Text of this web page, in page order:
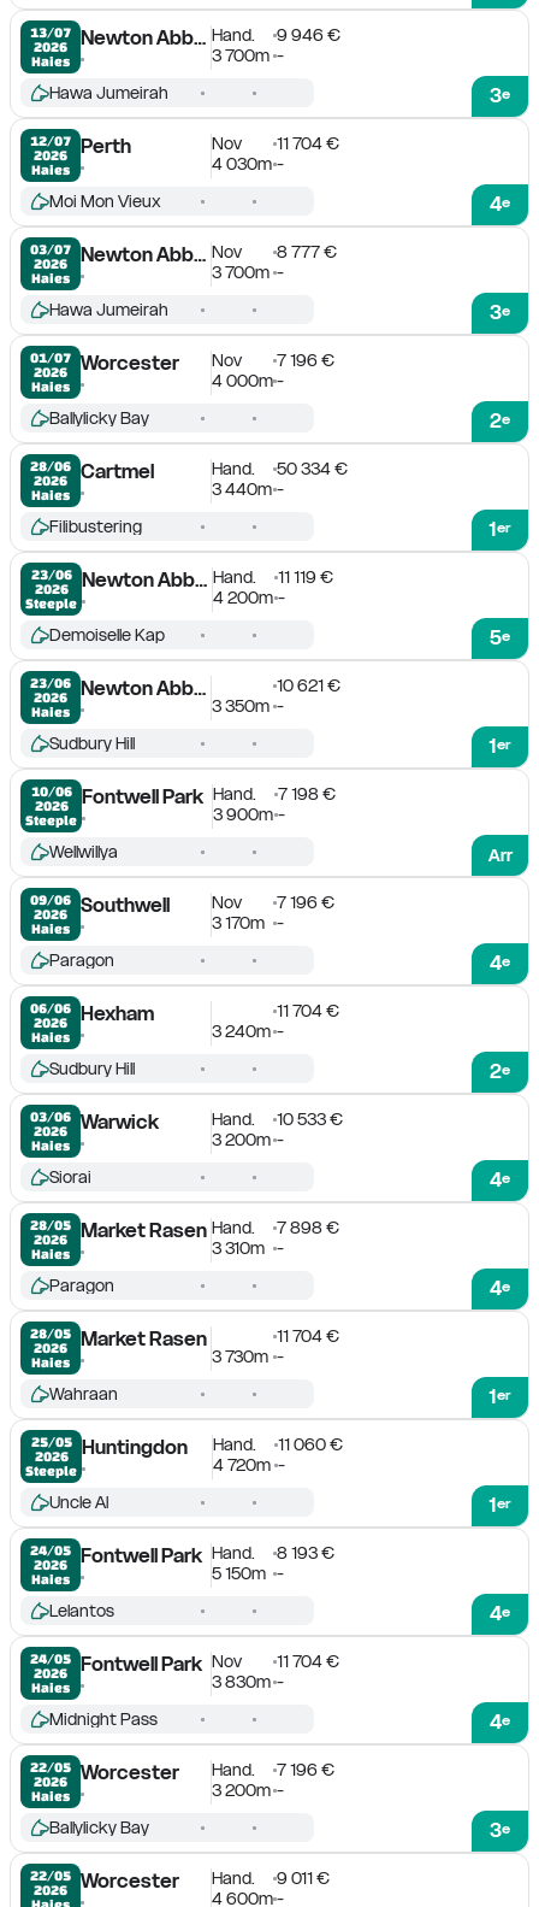
13/07
2026
Haies
Newton AbbotHand.
9 946 €
3 700m -
3e
Hawa Jumeirah
12/07
2026
Haies
Perth Nov
11 704 €
4 030m -
4e
Moi Mon Vieux
03/07
2026
Haies
Newton AbbotNov
8 777 €
3 700m -
3e
Hawa Jumeirah
01/07
2026
Haies
Worcester Nov
7 196 €
4 000m-
2e
Ballylicky Bay
28/06
2026
Haies
Cartmel Hand.
50 334 €
3 440m -
1er
Filibustering
23/06
2026
Steeple
Newton AbbotHand.
11 119 €
4 200m -
5e
Demoiselle Kap
23/06
2026
Haies
Newton Abbot
10 621 €
3 350m -
1er
Sudbury Hill
10/06
2026
Steeple
Fontwell Park Hand.
7 198 €
3 900m -
Arr
Wellwillya
09/06
2026
Haies
Southwell Nov
7 196 €
3 170m -
4e
Paragon
06/06
2026
Haies
Hexham
11 704 €
3 240m -
2e
Sudbury Hill
03/06
2026
Haies
Warwick Hand.
10 533 €
3 200m -
4e
Siorai
28/05
2026
Haies
Market Rasen Hand.
7 898 €
3 310m -
4e
Paragon
28/05
2026
Haies
Market Rasen
11 704 €
3 730m -
1er
Wahraan
25/05
2026
Steeple
Huntingdon Hand.
11 060 €
4 720m -
1er
Uncle Al
24/05
2026
Haies
Fontwell Park Hand.
8 193 €
5 150m -
4e
Lelantos
24/05
2026
Haies
Fontwell Park Nov
11 704 €
3 830m -
4e
Midnight Pass
22/05
2026
Haies
Worcester Hand.
7 196 €
3 200m -
3e
Ballylicky Bay
22/05
2026
Worcester Hand.
9 011 €
4 600m-